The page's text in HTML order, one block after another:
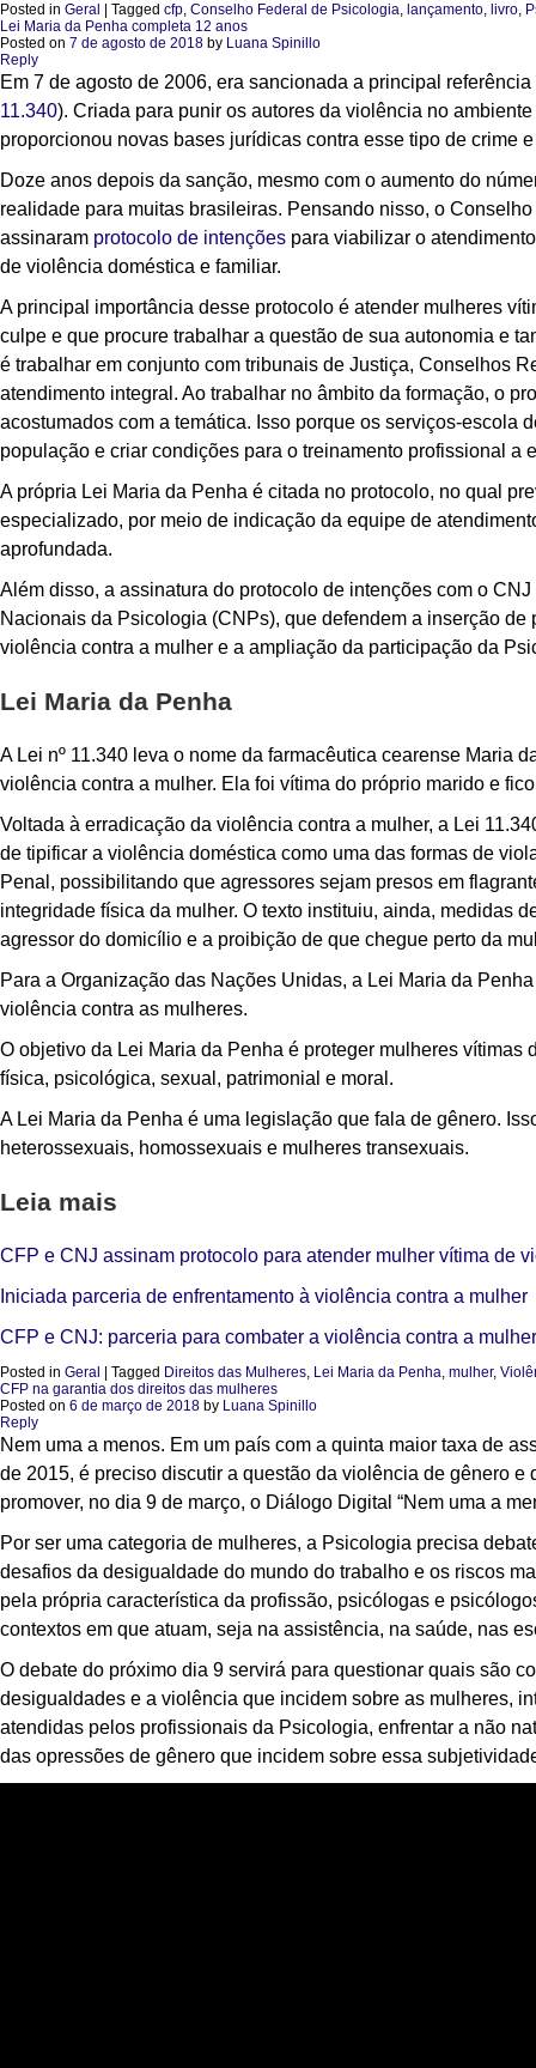
Posted in Geral Tagged cfp, Conselho Federal de Psicologia, lançamento, livro,
Lei Maria da Penha completa 12 anos
Posted on 7 de agosto de 2018 by Luana Spinillo
Reply
Em 7 de agosto de 2006, era sancionada a principal
11.340). Criada para punir os autores da violência no
proporcionou novas bases jurídicas contra esse tipo de crime
Doze anos depois da sanção, mesmo com o aumento do
realidade para muitas brasileiras. Pensando nisso, o
assinaram protocolo de intenções para viabilizar o
de violência doméstica e familiar.
A principal importância desse protocolo é atender mulheres
culpe e que procure trabalhar a questão de sua autonomia e
é trabalhar em conjunto com tribunais de Justiça, Conselhos
atendimento integral. Ao trabalhar no âmbito da formação, o
acostumados com a temática. Isso porque os serviços-
população e criar condições para o treinamento profissional a
A própria Lei Maria da Penha é citada no protocolo, no qual
especializado, por meio de indicação da equipe de
aprofundada.
Além disso, a assinatura do protocolo de intenções com o
Nacionais da Psicologia (CNPs), que defendem a inserção
violência contra a mulher e a ampliação da participação da
Lei Maria da Penha
A Lei nº 11.340 leva o nome da farmacêutica cearense Maria
violência contra a mulher. Ela foi vítima do próprio marido e
Voltada à erradicação da violência contra a mulher, a Lei
de tipificar a violência doméstica como uma das formas de
Penal, possibilitando que agressores sejam presos em
integridade física da mulher. O texto instituiu, ainda, medidas
agressor do domicílio e a proibição de que chegue perto da
Para a Organização das Nações Unidas, a Lei Maria da
violência contra as mulheres.
O objetivo da Lei Maria da Penha é proteger mulheres
física, psicológica, sexual, patrimonial e moral.
A Lei Maria da Penha é uma legislação que fala de gênero.
heterossexuais, homossexuais e mulheres transexuais.
Leia mais
CFP e CNJ assinam protocolo para atender mulher vítima de
Iniciada parceria de enfrentamento à violência contra a mulher
CFP e CNJ: parceria para combater a violência contra a mulher
Posted in Geral Tagged Direitos das Mulheres, Lei Maria da Penha, mulher,
CFP na garantia dos direitos das mulheres
Posted on 6 de março de 2018 by Luana Spinillo
Reply
Nem uma a menos. Em um país com a quinta maior taxa de
de 2015, é preciso discutir a questão da violência de gênero
promover, no dia 9 de março, o Diálogo Digital “Nem uma a
Por ser uma categoria de mulheres, a Psicologia precisa
desafios da desigualdade do mundo do trabalho e os riscos
pela própria característica da profissão, psicólogas e
contextos em que atuam, seja na assistência, na saúde, nas
O debate do próximo dia 9 servirá para questionar quais são
desigualdades e a violência que incidem sobre as mulheres,
atendidas pelos profissionais da Psicologia, enfrentar a não
das opressões de gênero que incidem sobre essa